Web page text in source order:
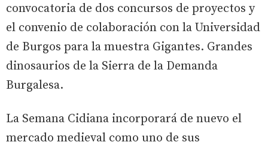
convocatoria de dos concursos de proyectos y
el convenio de colaboración con la Universidad
de Burgos para la muestra Gigantes. Grandes
dinosaurios de la Sierra de la Demanda
Burgalesa.
La Semana Cidiana incorporará de nuevo el
mercado medieval como uno de sus